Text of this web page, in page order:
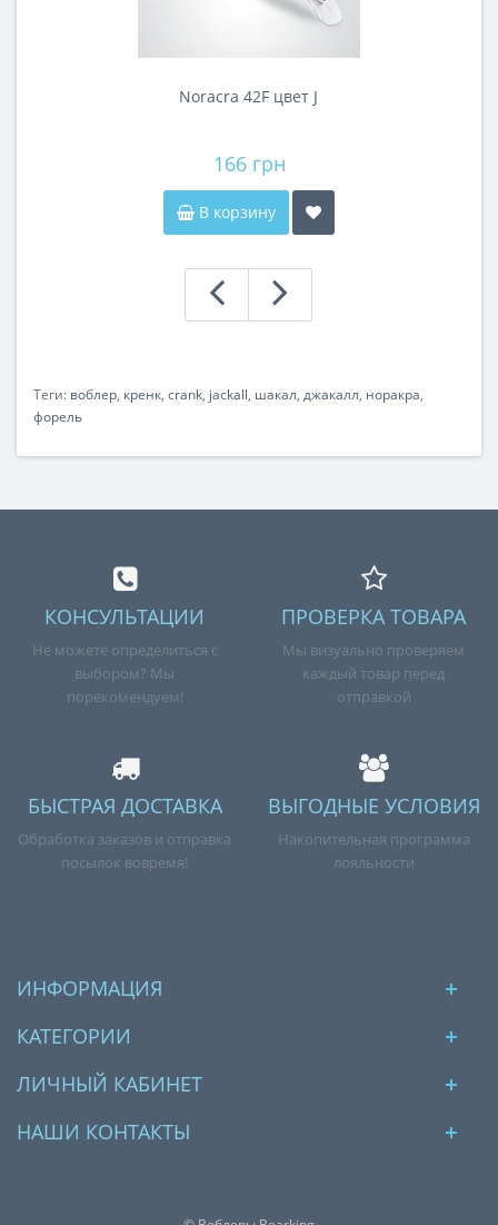
Noracra 42F цвет J
166 грн
В корзину
Теги: воблер, кренк, crank, jackall, шакал, джакалл, норакра,
форель
КОНСУЛЬТАЦИИ
Не можете определиться с
выбором? Мы
порекомендуем!
ПРОВЕРКА ТОВАРА
Мы визуально проверяем
каждый товар перед
отправкой
БЫСТРАЯ ДОСТАВКА
Обработка заказов и отправка
посылок вовремя!
ВЫГОДНЫЕ УСЛОВИЯ
Накопительная программа
лояльности
ИНФОРМАЦИЯ
КАТЕГОРИИ
ЛИЧНЫЙ КАБИНЕТ
НАШИ КОНТАКТЫ